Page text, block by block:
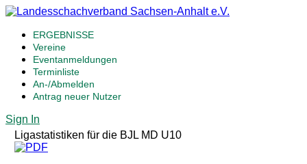
ERGEBNISSE
Vereine
Eventanmeldungen
Terminliste
An-/Abmelden
Antrag neuer Nutzer
Sign In
Ligastatistiken für die BJL MD U10